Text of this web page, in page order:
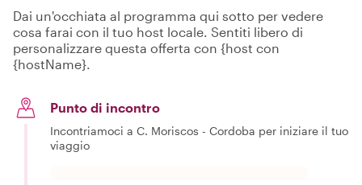
Dai un'occhiata al programma qui sotto per vedere
cosa farai con il tuo host locale. Sentiti libero di
personalizzare questa offerta con {host con
{hostName}.
Punto di incontro
Incontriamoci a C. Moriscos - Cordoba per iniziare il tuo
viaggio